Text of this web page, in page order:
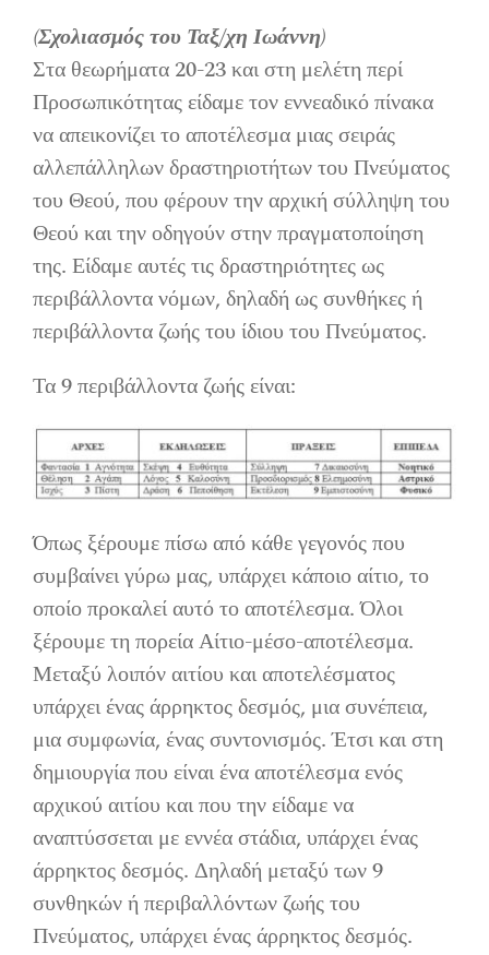
(Σχολιασμός του Ταξ/χη Ιωάννη)
Στα θεωρήματα 20-23 και στη μελέτη περί
Προσωπικότητας είδαμε τον εννεαδικό πίνακα
να απεικονίζει το αποτέλεσμα μιας σειράς
αλλεπάλληλων δραστηριοτήτων του Πνεύματος
του Θεού, που φέρουν την αρχική σύλληψη του
Θεού και την οδηγούν στην πραγματοποίηση
της. Είδαμε αυτές τις δραστηριότητες ως
περιβάλλοντα νόμων, δηλαδή ως συνθήκες ή
περιβάλλοντα ζωής του ίδιου του Πνεύματος.
Τα 9 περιβάλλοντα ζωής είναι:
Όπως ξέρουμε πίσω από κάθε γεγονός που
συμβαίνει γύρω μας, υπάρχει κάποιο αίτιο, το
οποίο προκαλεί αυτό το αποτέλεσμα. Όλοι
ξέρουμε τη πορεία Αίτιο-μέσο-αποτέλεσμα.
Μεταξύ λοιπόν αιτίου και αποτελέσματος
υπάρχει ένας άρρηκτος δεσμός, μια συνέπεια,
μια συμφωνία, ένας συντονισμός. Έτσι και στη
δημιουργία που είναι ένα αποτέλεσμα ενός
αρχικού αιτίου και που την είδαμε να
αναπτύσσεται με εννέα στάδια, υπάρχει ένας
άρρηκτος δεσμός. Δηλαδή μεταξύ των 9
συνθηκών ή περιβαλλόντων ζωής του
Πνεύματος, υπάρχει ένας άρρηκτος δεσμός.